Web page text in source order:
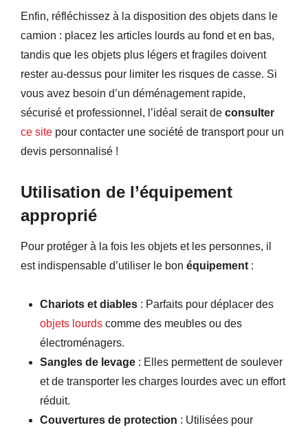
Enfin, réfléchissez à la disposition des objets dans le
camion : placez les articles lourds au fond et en bas,
tandis que les objets plus légers et fragiles doivent
rester au-dessus pour limiter les risques de casse. Si
vous avez besoin d’un déménagement rapide,
sécurisé et professionnel, l’idéal serait de consulter
ce site pour contacter une société de transport pour un
devis personnalisé !
Utilisation de l’équipement
approprié
Pour protéger à la fois les objets et les personnes, il
est indispensable d’utiliser le bon équipement :
Chariots et diables : Parfaits pour déplacer des
objets lourds comme des meubles ou des
électroménagers.
Sangles de levage : Elles permettent de soulever
et de transporter les charges lourdes avec un effort
réduit.
Couvertures de protection : Utilisées pour